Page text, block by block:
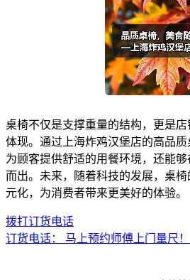
桌椅不仅是支撑重量的结构，更是
体现。通过上海炸鸡汉堡店的高品
为顾客提供舒适的用餐环境，还能
而出。未来，随着科技的发展，桌
元化，为消费者带来更美好的体验。
拨打订货电话
订货电话：
马上预约师傅上门量尺！